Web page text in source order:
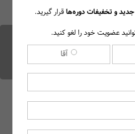
مالی در دوران
و تخفیفات دوره‌هاقرار گیرید.
عضویت خود را لغو کنید.
آقا